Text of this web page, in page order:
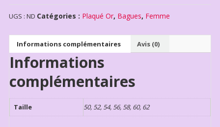
UGS : ND Catégories : Plaqué Or, Bagues, Femme
Informations complémentaires Avis (0)
Informations
complémentaires
Taille 50, 52, 54, 56, 58, 60, 62